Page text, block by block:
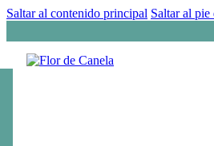
Saltar al contenido principal Saltar al pie